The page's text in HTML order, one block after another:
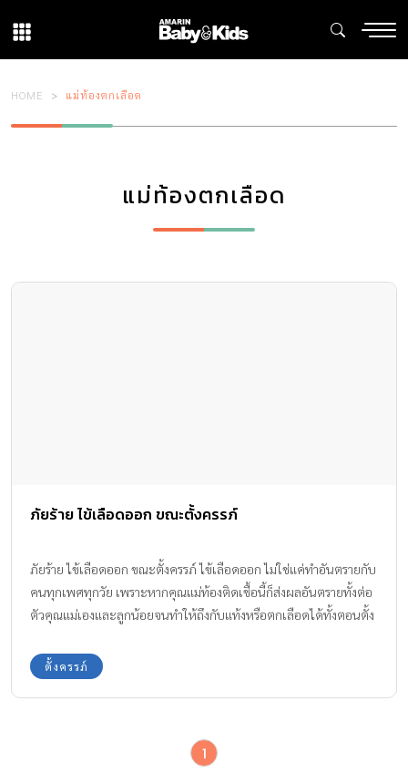
HOME แม่ท้องตกเลือด
แม่ท้องตกเลือด
ภัยร้าย ไข้เลือดออก ขณะตั้งครรภ์
ภัยร้าย ไข้เลือดออก ขณะตั้งครรภ์ ไข้เลือดออก ไม่ใช่แค่ทำอันตรายกับ
คนทุกเพศทุกวัย เพราะหากคุณแม่ท้องติดเชื้อนี้ก็ส่งผลอันตรายทั้งต่อ
ตัวคุณแม่เองและลูกน้อยจนทำให้ถึงกับแท้งหรือตกเลือดได้ทั้งตอนตั้ง
เลือดออกขณะตั้งครรภ์กันค่ะ
ตั้งครรภ์
1